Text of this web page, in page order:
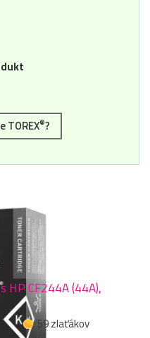
TOREX®?
HP CF244A (44A),
59 zlaťákov